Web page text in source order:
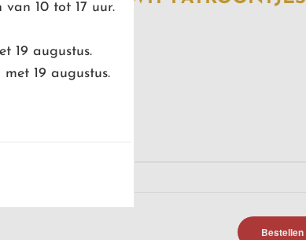
Bestellen
10 tot 17 uur.
19 augustus.
19 augustus.